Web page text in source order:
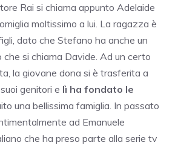
Rai si chiama appunto Adelaide
moltissimo a lui. La ragazza è
dato che Stefano ha anche un
che si chiama Davide. Ad un certo
la giovane dona si è trasferita a
genitori e lì ha fondato le
una bellissima famiglia. In passato
ad Emanuele
che ha preso parte alla serie tv